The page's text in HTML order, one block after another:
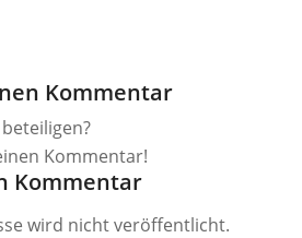
Kommentar
Kommentar!
Kommentar
wird nicht veröffentlicht.